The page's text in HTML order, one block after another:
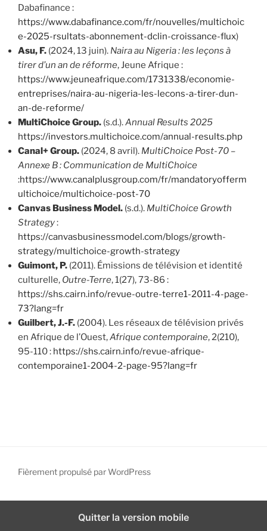
Dabafinance :
https://www.dabafinance.com/fr/nouvelles/multichoic
e-2025-rsultats-abonnement-dclin-croissance-flux)
Asu, F. (2024, 13 juin). Naira au Nigeria : les leçons à
tirer d’un an de réforme, Jeune Afrique :
https://www.jeuneafrique.com/1731338/economie-
entreprises/naira-au-nigeria-les-lecons-a-tirer-dun-
an-de-reforme/
MultiChoice Group. (s.d.).Annual Results 2025
https://investors.multichoice.com/annual-results.php
Canal+ Group. (2024, 8 avril). MultiChoice Post-70 –
Annexe B : Communication de MultiChoice
:https://www.canalplusgroup.com/fr/mandatoryofferm
ultichoice/multichoice-post-70
Canvas Business Model. (s.d.). MultiChoice Growth
Strategy:
https://canvasbusinessmodel.com/blogs/growth-
strategy/multichoice-growth-strategy
Guimont, P. (2011). Émissions de télévision et identité
culturelle, Outre-Terre, 1(27), 73-86 :
https://shs.cairn.info/revue-outre-terre1-2011-4-page-
73?lang=fr
Guilbert, J.-F. (2004). Les réseaux de télévision privés
en Afrique de l’Ouest,Afrique contemporaine, 2(210),
95-110 : https://shs.cairn.info/revue-afrique-
contemporaine1-2004-2-page-95?lang=fr
Fièrement propulsé par WordPress
Quitter la version mobile